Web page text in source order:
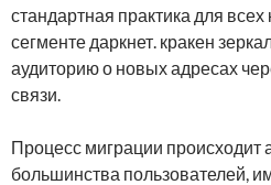
стандартная практика для
сегменте даркнет. кракен
аудиторию о новых адресах
связи.
Процесс миграции происходит
большинства пользователей,